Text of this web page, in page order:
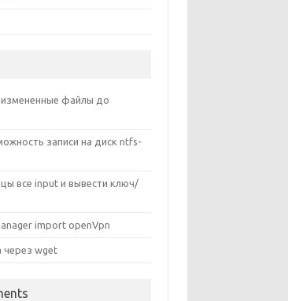
измененные файлы до
записи на диск ntfs-
все input и вывести ключ/
import openVpn
через wget